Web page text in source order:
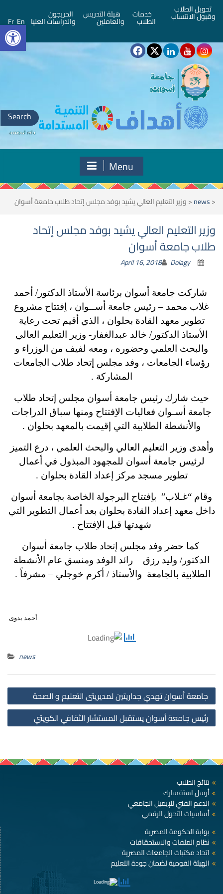
تحويل الطلاب
وقبول الانتساب خدمات
الطلاب
هيئة التدريس
والعاملين
الخريجون
والدراسات العليا En
Fr
Search
for:
Menu
<
news
<وزير التعليم العالي يشيد بوفد مجلس إتحاد طلاب جامعة أسوان
وزير التعليم العالي يشيد بوفد مجلس إتحاد
طلاب جامعة أسوان
April 16, 2018 Dolagy
شاركت جامعة أسوان برئاسة الأستاذ الدكتور/ أحمد
غلاب محمد – رئيس جامعة أســوان ، اِفتتاح مشروع
تطوير معهد القادة بحلوان ، الذي أقيم تحت رعاية
الأستاذ الدكتور/ خالد عبدالغفار- وزير التعليم العالي
والبحث العلمي وحضوره ، ومعه لفيف من الوزراء و
رؤساء الجامعات ، وفد مجلس إتحاد طلاب الجامعات
المشاركة .
حيث شارك رئيس جامعة أسوان مجلس إتحاد طلاب
جامعة أسـوان فعاليات الاِفتتاح ومنها سباق الدراجات
والأنشطة الطلابية التي إقيمت بالمعهد بحلوان .
وأهدى وزير التعليم العالي والبحث العلمي ، درع التميز
لرئيس جامعة أسوان للمجهود المبذول في أعمال
تطوير مسجد مركز إعداد القادة بحلوان .
وقام “غـلاب” باِفتتاح البرجولة الخاصة بجامعة أسوان
داخل معهد إعداد القادة بحلوان بعد أعمال التطوير التي
شهدتها قبل الاِفتتاح .
كما حضر وفد مجلس إتحاد طلاب جامعة أسوان
الدكتور/ وليد رزق – رائد الوفد ومنسق عام الأنشطة
الطلابية بالجامعة والأستاذ / أكرم خوجلي – مشرفاً .
أحمد بدوى
news
جامعة أسوان تهدي جداريتين لمديريتى التعليم و الصحة
رئيس جامعة أسوان يستقبل المستشار الثقافي الكويتي
نتائج الطلاب
أرسل استفسارك
الدعم الفني للإيميل الجامعي
أساسيات التحول الرقمي
بوابة الحكومة المصرية
نظام الملفات والاستحقاقات
اتحاد مكتبات الجامعات المصرية
الهيئة القومية لضمان جودة التعليم